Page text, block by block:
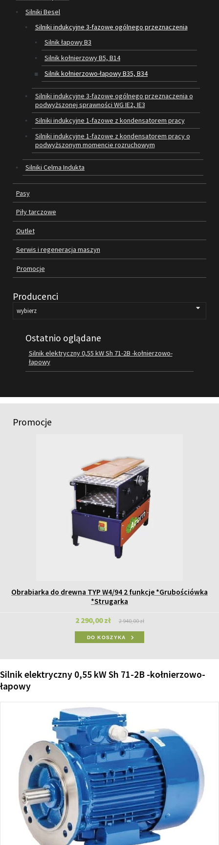
PIŁY TARCZOWE
OUTLET
SERWIS I REGENERACJA MASZYN
PROMOCJE
REGULAMIN
KATALOGI
OBRABIARKI DO DREWNA
SILNIKI ELEKTRYCZNE
PASY KLINOWE
FILMY
KONTAKT
Silniki Besel
Silniki indukcyjne 3-fazowe ogólnego przeznaczenia
Silnik łapowy B3
Silnik kołnierzowy B5, B14
Silnik kołnierzowo-łapowy B35, B34
Silniki indukcyjne 3-fazowe ogólnego przeznaczenia o
podwyższonej sprawności WG IE2, IE3
Silniki indukcyjne 1-fazowe z kondensatorem pracy
Silniki indukcyjne 1-fazowe z kondensatorem pracy o
podwyższonym momencie rozruchowym
Silniki Celma Indukta
Pasy
Piły tarczowe
Outlet
Serwis i regeneracja maszyn
Promocje
Producenci
Ostatnio oglądane
Silnik elektryczny 0,55 kW Sh 71-2B -kołnierzowo-
łapowy
Promocje
Obrabiarka do drewna TYP W4/94 2 funkcje *Grubościówka
*Strugarka
2 290,00 zł 2 940,00 zł
DO KOSZYKA
Silnik elektryczny 0,55 kW Sh 71-2B -kołnierzowo-
łapowy